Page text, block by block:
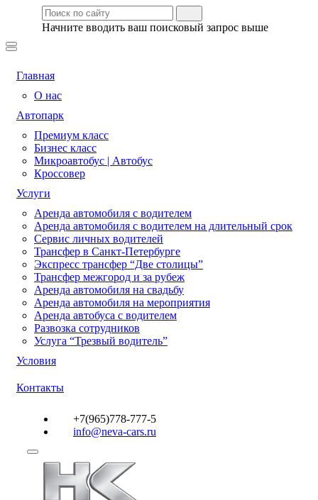
Начните вводить ваш поисковый запрос выше
Главная
О нас
Автопарк
Премиум класс
Бизнес класс
Микроавтобус | Автобус
Кроссовер
Услуги
Аренда автомобиля с водителем
Аренда автомобиля с водителем на длительный срок
Сервис личных водителей
Трансфер в Санкт-Петербурге
Экспресс трансфер “Две столицы”
Трансфер межгород и за рубеж
Аренда автомобиля на свадьбу
Аренда автомобиля на мероприятия
Аренда автобуса с водителем
Развозка сотрудников
Услуга “Трезвый водитель”
Условия
Контакты
+7(965)778-777-5
info@neva-cars.ru